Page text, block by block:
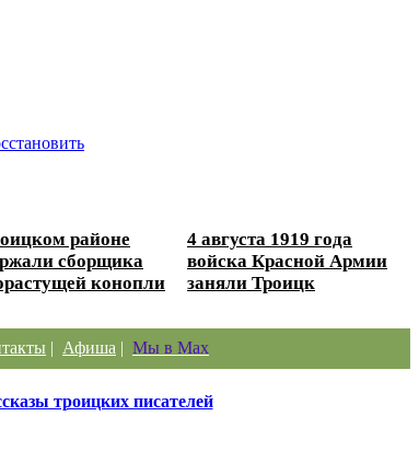
районе
сборщика
конопли
4 августа 1919 года
войска Красной Армии
заняли Троицк
| Афиша | Мы в Max
троицких писателей